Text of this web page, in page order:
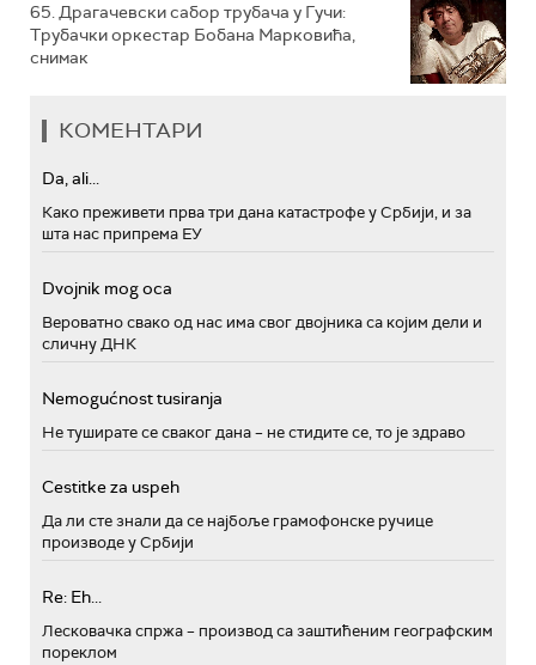
65. Драгачевски сабор трубача у Гучи:
Трубачки оркестар Бобана Марковића,
снимак
КОМЕНТАРИ
Da, ali...
Како преживети прва три дана катастрофе у Србији, и за
шта нас припрема ЕУ
Dvojnik mog oca
Вероватно свако од нас има свог двојника са којим дели и
сличну ДНК
Nemogućnost tusiranja
Не туширате се сваког дана – не стидите се, то је здраво
Cestitke za uspeh
Да ли сте знали да се најбоље грамофонске ручице
производе у Србији
Re: Eh...
Лесковачка спржа – производ са заштићеним географским
пореклом